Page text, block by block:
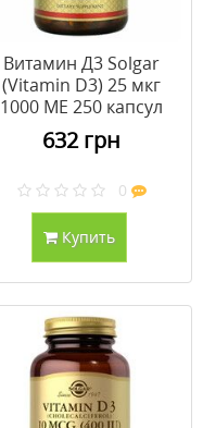
Витамин Д3 Solgar
(Vitamin D3) 25 мкг
1000 МЕ 250 капсул
632 грн
0
Купить